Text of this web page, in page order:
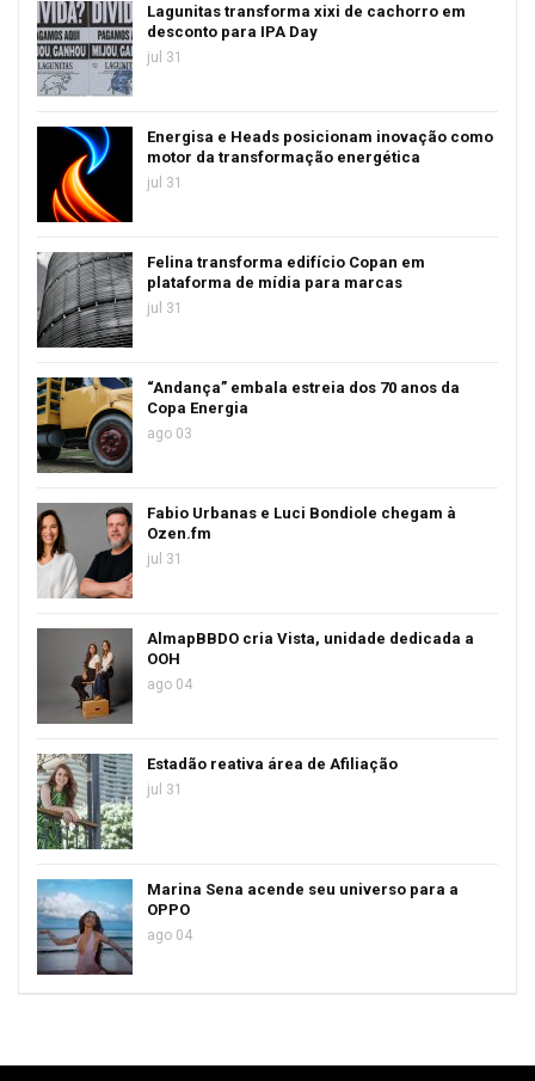
Lagunitas transforma xixi de cachorro em
desconto para IPA Day
jul 31
Energisa e Heads posicionam inovação como
motor da transformação energética
jul 31
Felina transforma edifício Copan em
plataforma de mídia para marcas
jul 31
“Andança” embala estreia dos 70 anos da
Copa Energia
ago 03
Fabio Urbanas e Luci Bondiole chegam à
Ozen.fm
jul 31
AlmapBBDO cria Vista, unidade dedicada a
OOH
ago 04
Estadão reativa área de Afiliação
jul 31
Marina Sena acende seu universo para a
OPPO
ago 04